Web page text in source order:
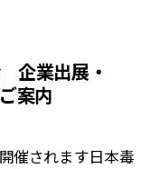
企業出展・
案内
催されます日本毒